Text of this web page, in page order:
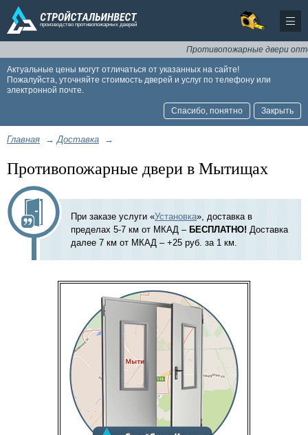
Противопожарные двери
Актуальные цены могут отличаться от указанных на сайте!
Пожалуйста, уточняйте стоимость дверей и услуг по телефону или
электронной почте.
Спасибо, понятно Закрыть
Главная →Доставка →
Противопожарные двери в Мытищах
При заказе услуги «Установка», доставка в
пределах 5-7 км от МКАД – БЕСПЛАТНО! Доставка
далее 7 км от МКАД – +25 руб. за 1 км.